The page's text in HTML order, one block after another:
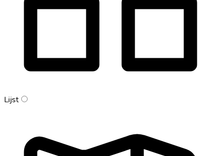
Lijst